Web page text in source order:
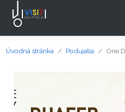
Úvodná stránka Podujatia One